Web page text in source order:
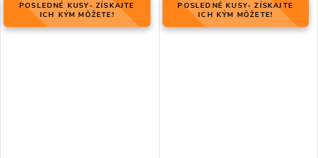
POSLEDNÉ KUSY- ZÍSKAJTE
ICH KÝM MÔŽETE!
POSLEDNÉ KUSY- ZÍSKAJTE
ICH KÝM MÔŽETE!